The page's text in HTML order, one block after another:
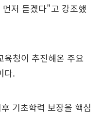
저 듣겠다"고 강조했
육청이 추진해온 주요
다.
기초학력 보장을 핵심